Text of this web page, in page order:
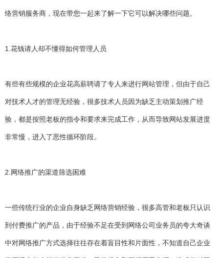
络营销服务商，现在带您一起来了解一下它可以解决哪些问题。
1.花钱请人却不懂得如何管理人员
有些有些规模的企业花高薪聘请了专人来进行网站管理，但由于自己
对技术人才的管理无经验，很多技术人员因为缺乏主动策划推广经
验，都是按照老板的指令和要求来完成工作，从而导致网站发展进度
非常慢，进入了恶性循环阶段。
2.网络推广的渠道筛选困难
一些传统行业的企业自身缺乏网络营销经验，很多高管和老板只认识
到付费推广的产品，由于经验不足在受到网络公司业务员的夸大奇谈
中对网络推广方式选择往往存在着盲目性和片面性，不知道自己企业